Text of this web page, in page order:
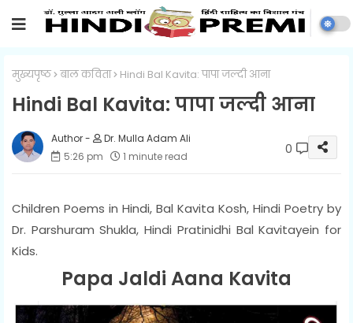
मुख्यपृष्ठ बाल कविता Hindi Bal Kavita: पापा जल्दी आना
Hindi Bal Kavita: पापा जल्दी आना
Dr. Mulla Adam Ali
5:26 pm
1 minute read 0
Children Poems in Hindi, Bal Kavita Kosh, Hindi Poetry by
Dr. Parshuram Shukla, Hindi Pratinidhi Bal Kavitayein for
Kids.
Papa Jaldi Aana Kavita